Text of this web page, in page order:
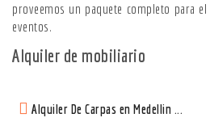
proveemos un paquete completo para
eventos.
Alquiler de mobiliario
Alquiler De Carpas en Medellin ...